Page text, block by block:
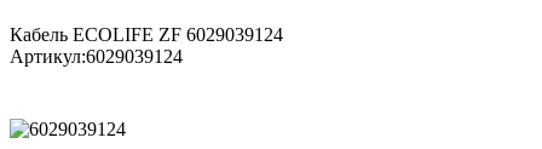
Кабель ECOLIFE ZF 6029039124
Артикул:6029039124